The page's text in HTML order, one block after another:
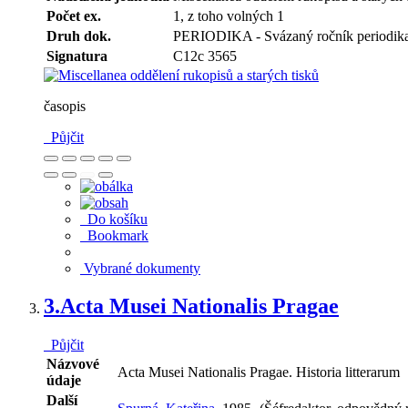
Počet ex.
1, z toho volných 1
Druh dok.
PERIODIKA - Svázaný ročník
Signatura
C12c 3565
časopis
Půjčit
Do košíku
Bookmark
Vybrané dokumenty
3.Acta Musei Nationalis Pragae
Půjčit
Názvové
údaje
Acta Musei Nationalis Pragae. Historia litterarum
Další